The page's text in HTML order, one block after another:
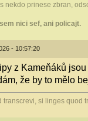
nekdo prinese zbran,
nici sef, ani policajt.
- 10:57:20
z Kameňáků
že by to mělo
transcrevi, si linges quod